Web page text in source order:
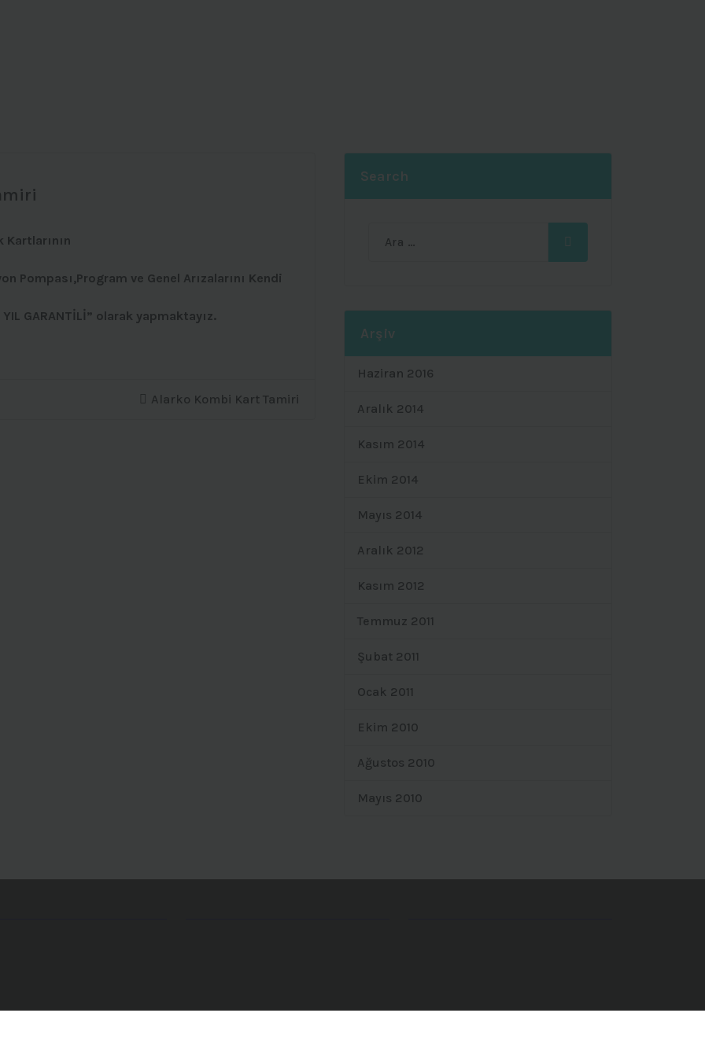
Pompası,Program ve Genel Arızalarını Kendi
GARANTİLİ” olarak yapmaktayız.
Alarko Kombi Kart Tamiri
Search
Arşiv
Haziran 2016
Aralık 2014
Kasım 2014
Ekim 2014
Mayıs 2014
Aralık 2012
Kasım 2012
Temmuz 2011
Şubat 2011
Ocak 2011
Ekim 2010
Ağustos 2010
Mayıs 2010